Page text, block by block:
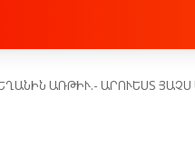
ԱՌԹԻՒ.- ԱՐՈՒԵՍՏ